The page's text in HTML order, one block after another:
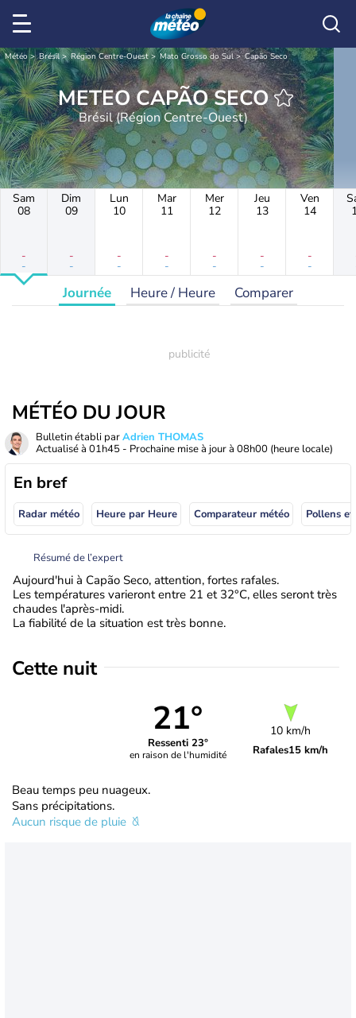
Météo Brésil Région Centre-Ouest Mato Grosso do Sul Capão Seco
METEO CAPÃO SECO
Brésil (Région Centre-Ouest)
Sam
08
-
-
Dim
09
-
-
Lun
10
-
-
Mar
11
-
-
Mer
12
-
-
Jeu
13
-
-
Ven
14
-
-
Journée Heure / Heure Comparer
MÉTÉO DU JOUR
Bulletin établi parAdrien THOMAS
Actualisé à 01h45 - Prochaine mise à jour à 08h00 (heure locale)
En bref
Radar météo Heure par Heure Comparateur météo Pollens
Résumé de l’expert
Aujourd'hui à Capão Seco, attention, fortes rafales.
Les températures varieront entre 21 et 32°C, elles seront très
chaudes l'après-midi.
La fiabilité de la situation est très bonne.
Cette nuit
21°
Ressenti 23°
en raison de l'humidité
10 km/h
Rafales15 km/h
Beau temps peu nuageux.
Sans précipitations.
Aucun risque de pluie